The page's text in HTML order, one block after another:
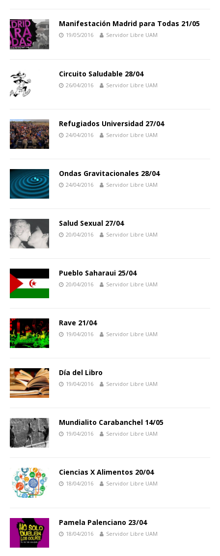
Manifestación Madrid para Todas 21/05
19/05/2016 Servidor Libre UAM
Circuito Saludable 28/04
26/04/2016 Servidor Libre UAM
Refugiados Universidad 27/04
24/04/2016 Servidor Libre UAM
Ondas Gravitacionales 28/04
24/04/2016 Servidor Libre UAM
Salud Sexual 27/04
20/04/2016 Servidor Libre UAM
Pueblo Saharaui 25/04
20/04/2016 Servidor Libre UAM
Rave 21/04
19/04/2016 Servidor Libre UAM
Día del Libro
19/04/2016 Servidor Libre UAM
Mundialito Carabanchel 14/05
19/04/2016 Servidor Libre UAM
Ciencias X Alimentos 20/04
18/04/2016 Servidor Libre UAM
Pamela Palenciano 23/04
18/04/2016 Servidor Libre UAM